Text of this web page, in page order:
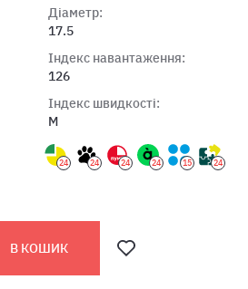
Діаметр:
17.5
Індекс навантаження:
126
Індекс швидкості:
M
24 24 24 24 15 24
В КОШИК